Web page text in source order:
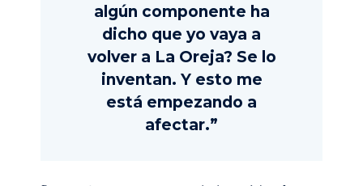
algún componente ha
dicho que yo vaya a
volver a La Oreja? Se lo
inventan. Y esto me
está empezando a
afectar.”